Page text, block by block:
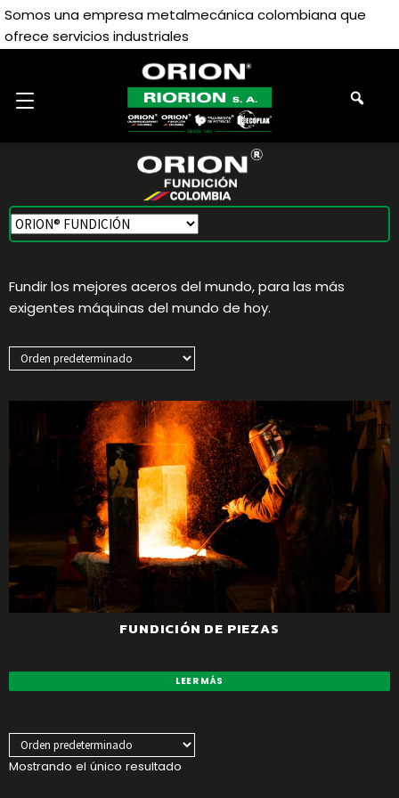
Somos una empresa metalmecánica colombiana que
ofrece servicios industriales
Fundir los mejores aceros del mundo, para las más
exigentes máquinas del mundo de hoy.
FUNDICIÓN DE PIEZAS
LEER MÁS
Mostrando el único resultado